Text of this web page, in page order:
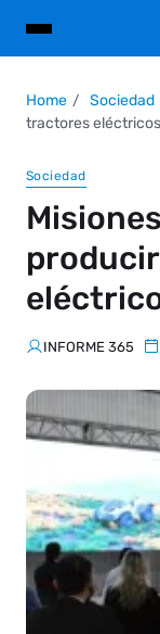
Home Sociedad
tractores eléctricos
Sociedad
INFORME 365